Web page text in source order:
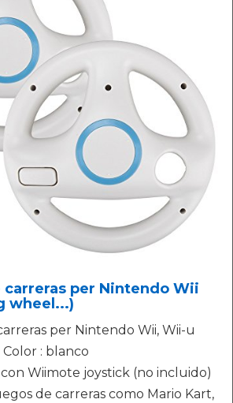
carreras per Nintendo Wii
wheel...)
per Nintendo Wii, Wii-u
Color : blanco
Wiimote joystick (no incluido)
de carreras como Mario Kart,